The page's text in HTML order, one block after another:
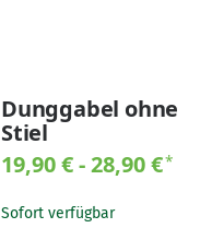
Dunggabel ohne
Stiel
19,90 € -28,90 €*
Sofort verfügbar